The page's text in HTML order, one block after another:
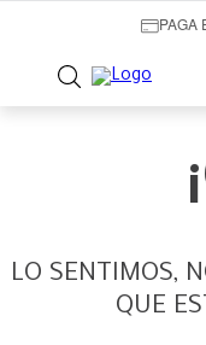
PAGA
LO SENTIMOS,
QUE